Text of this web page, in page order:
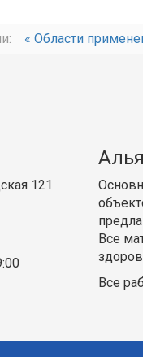
« Области
121
Все
Все